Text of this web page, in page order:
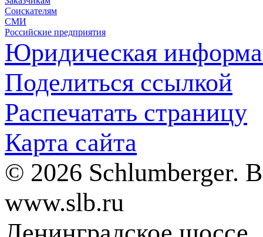
Соискателям
СМИ
Российские предприятия
Юридическая
Поделиться ссылкой
Распечатать страницу
Карта сайта
© 2026 Schlumberger.
www.slb.ru